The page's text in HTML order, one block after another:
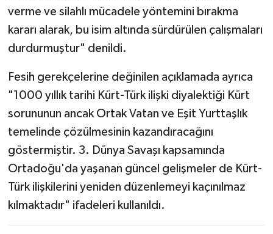
verme ve silahlı mücadele yöntemini bırakma
kararı alarak, bu isim altında sürdürülen çalışmaları
durdurmuştur" denildi.
Fesih gerekçelerine değinilen açıklamada ayrıca
"1000 yıllık tarihi Kürt-Türk ilişki diyalektiği Kürt
sorununun ancak Ortak Vatan ve Eşit Yurttaşlık
temelinde çözülmesinin kazandıracağını
göstermiştir. 3. Dünya Savaşı kapsamında
Ortadoğu'da yaşanan güncel gelişmeler de Kürt-
Türk ilişkilerini yeniden düzenlemeyi kaçınılmaz
kılmaktadır" ifadeleri kullanıldı.